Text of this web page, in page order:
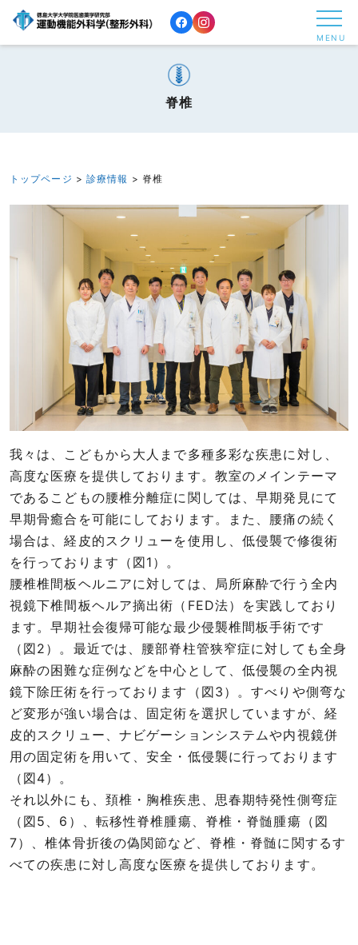
ッ
プ
MENU
脊椎
トップページ >診療情報 > 脊椎
我々は、こどもから大人まで多種多彩な疾患に対し、
高度な医療を提供しております。教室のメインテーマ
であるこどもの腰椎分離症に関しては、早期発見にて
早期骨癒合を可能にしております。また、腰痛の続く
場合は、経皮的スクリューを使用し、低侵襲で修復術
を行っております（図1）。
腰椎椎間板ヘルニアに対しては、局所麻酔で行う全内
視鏡下椎間板ヘルア摘出術（FED法）を実践しており
ます。早期社会復帰可能な最少侵襲椎間板手術です
（図2）。最近では、腰部脊柱管狭窄症に対しても全身
麻酔の困難な症例などを中心として、低侵襲の全内視
鏡下除圧術を行っております（図3）。すべりや側弯な
ど変形が強い場合は、固定術を選択していますが、経
皮的スクリュー、ナビゲーションシステムや内視鏡併
用の固定術を用いて、安全・低侵襲に行っております
（図4）。
それ以外にも、頚椎・胸椎疾患、思春期特発性側弯症
（図5、6）、転移性脊椎腫瘍、脊椎・脊髄腫瘍（図
7）、椎体骨折後の偽関節など、脊椎・脊髄に関するす
べての疾患に対し高度な医療を提供しております。